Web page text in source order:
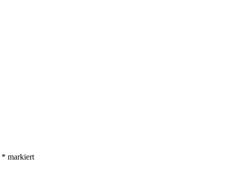
* markiert